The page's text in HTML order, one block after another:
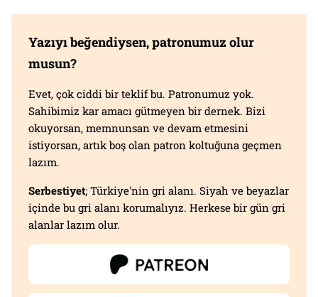
Yazıyı beğendiysen, patronumuz olur
musun?
Evet, çok ciddi bir teklif bu. Patronumuz yok.
Sahibimiz kar amacı gütmeyen bir dernek. Bizi
okuyorsan, memnunsan ve devam etmesini
istiyorsan, artık boş olan patron koltuğuna geçmen
lazım.
Serbestiyet; Türkiye'nin gri alanı. Siyah ve beyazlar
içinde bu gri alanı korumalıyız. Herkese bir gün gri
alanlar lazım olur.